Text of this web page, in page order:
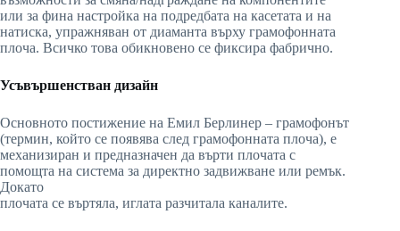
или за фина настройка на подредбата на касетата и на
натиска, упражняван от диаманта върху грамофонната
плоча. Всичко това обикновено се фиксира фабрично.
Усъвършенстван дизайн
Основното постижение на Емил Берлинер – грамофонът
(термин, който се появява след грамофонната плоча), е
механизиран и предназначен да върти плочата с
помощта на система за директно задвижване или ремък.
Докато
плочата се въртяла, иглата разчитала каналите.